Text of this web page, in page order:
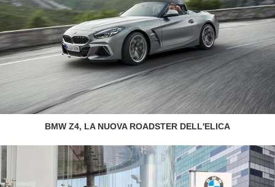
BMW Z4, LA NUOVA ROADSTER DELL'ELICA